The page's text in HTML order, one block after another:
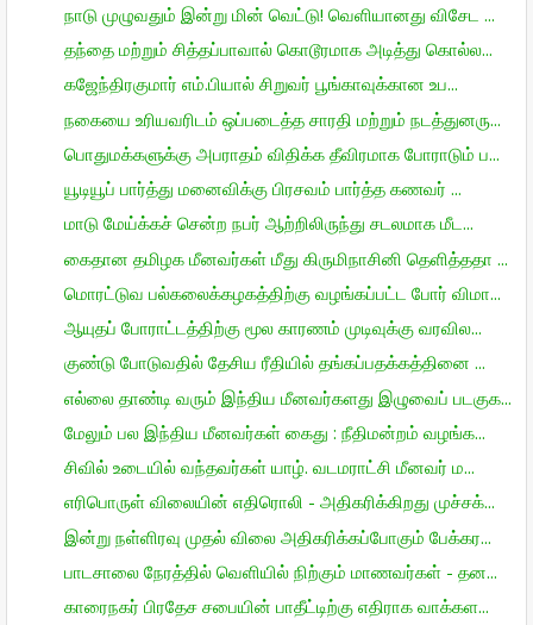
நாடு முழுவதும் இன்று மின் வெட்டு! வெளியானது விசேட ...
தந்தை மற்றும் சித்தப்பாவால் கொடூரமாக அடித்து கொல்ல...
கஜேந்திரகுமார் எம்.பியால் சிறுவர் பூங்காவுக்கான உப...
நகையை உரியவரிடம் ஒப்படைத்த சாரதி மற்றும் நடத்துனரு...
பொதுமக்களுக்கு அபராதம் விதிக்க தீவிரமாக போராடும் ப...
யூடியூப் பார்த்து மனைவிக்கு பிரசவம் பார்த்த கணவர் ...
மாடு மேய்க்கச் சென்ற நபர் ஆற்றிலிருந்து சடலமாக மீட...
கைதான தமிழக மீனவர்கள் மீது கிருமிநாசினி தெளித்ததா ...
மொரட்டுவ பல்கலைக்கழகத்திற்கு வழங்கப்பட்ட போர் விமா...
ஆயுதப் போராட்டத்திற்கு மூல காரணம் முடிவுக்கு வரவில...
குண்டு போடுவதில் தேசிய ரீதியில் தங்கப்பதக்கத்தினை ...
எல்லை தாண்டி வரும் இந்திய மீனவர்களது இழுவைப் படகுக...
மேலும் பல இந்திய மீனவர்கள் கைது : நீதிமன்றம் வழங்க...
சிவில் உடையில் வந்தவர்கள் யாழ். வடமராட்சி மீனவர் ம...
எரிபொருள் விலையின் எதிரொலி - அதிகரிக்கிறது முச்சக்...
இன்று நள்ளிரவு முதல் விலை அதிகரிக்கப்போகும் பேக்கர...
பாடசாலை நேரத்தில் வெளியில் நிற்கும் மாணவர்கள் - தன...
காரைநகர் பிரதேச சபையின் பாதீட்டிற்கு எதிராக வாக்கள...